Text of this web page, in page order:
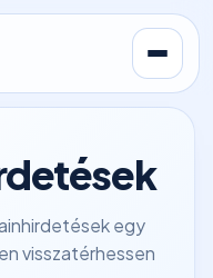
egy
visszatérhessen